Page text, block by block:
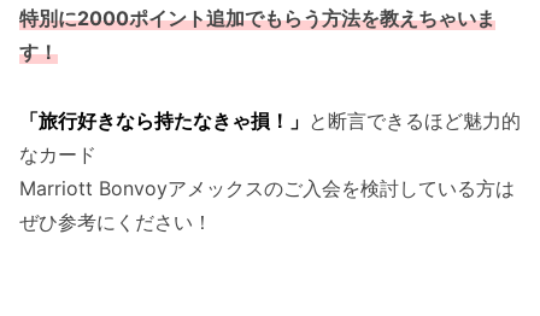
特別に2000ポイント追加でもらう方法を教えちゃいま
す！
「旅行好きなら持たなきゃ損！」 と断言できるほど魅力的
なカード
Marriott Bonvoyアメックスのご入会を検討している方は
ぜひ参考にください！